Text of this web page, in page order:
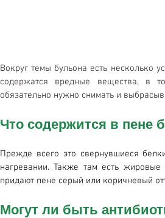
Вокруг темы бульона есть несколько
содержатся вредные вещества, в
обязательно нужно снимать и
Что содержится в пене
Прежде всего это свернувшиеся
нагревании. Также там есть
придают пене серый или коричневый
Могут ли быть